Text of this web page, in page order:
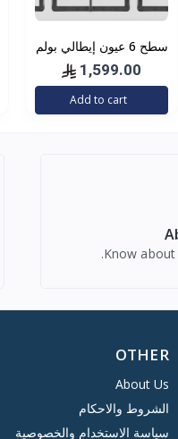
سطح 6 عيون إيطالي بولم
1,599.00
Add to cart
Know
OTHER
About Us
الشروط والاحكام
سياسة الاستخدام والخصوصية